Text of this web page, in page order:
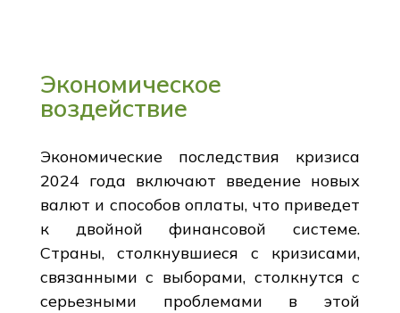
Экономическое
воздействие
Экономические последствия кризиса
2024 года включают введение новых
валют и способов оплаты, что приведет
к двойной финансовой системе.
Страны, столкнувшиеся с кризисами,
связанными с выборами, столкнутся с
серьезными проблемами в этой